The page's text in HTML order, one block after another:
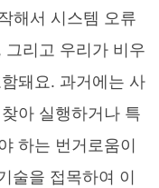
해서 시스템 오류
그리고 우리가 비우
돼요. 과거에는 사
아 실행하거나 특
하는 번거로움이
술을 접목하여 이